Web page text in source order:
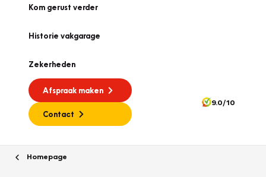
Kom gerust verder
Historie vakgarage
Zekerheden
Afspraak maken
Contact
9.0/10
Homepage